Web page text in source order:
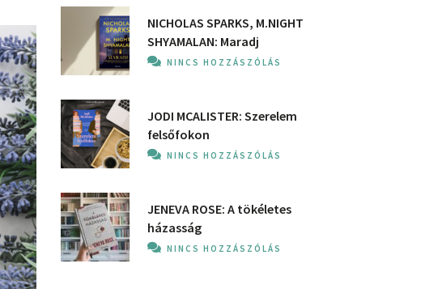
NICHOLAS SPARKS, M.NIGHT
SHYAMALAN: Maradj
NINCS HOZZÁSZÓLÁS
JODI MCALISTER: Szerelem
felsőfokon
NINCS HOZZÁSZÓLÁS
JENEVA ROSE: A ​tökéletes
házasság
NINCS HOZZÁSZÓLÁS